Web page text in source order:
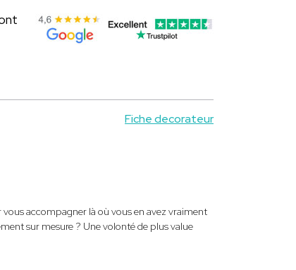
Fiche decorateur
accompagner là où vous en avez vraiment
sur mesure ? Une volonté de plus value